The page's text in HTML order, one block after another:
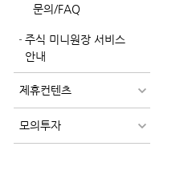
문의/FAQ
주식 미니원장 서비스
안내
제휴컨텐츠
모의투자